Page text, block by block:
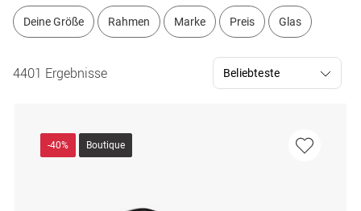
Deine Größe Rahmen Marke Preis Glas
4401 Ergebnisse
-40% Boutique